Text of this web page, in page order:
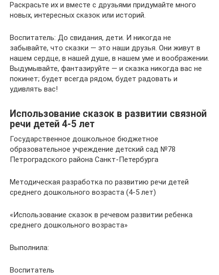
Раскрасьте их и вместе с друзьями придумайте много
новых, интересных сказок или историй.
Воспитатель: До свидания, дети. И никогда не
забывайте, что сказки — это наши друзья. Они живут в
нашем сердце, в нашей душе, в нашем уме и воображении.
Выдумывайте, фантазируйте — и сказка никогда вас не
покинет; будет всегда рядом, будет радовать и
удивлять вас!
Использование сказок в развитии связной
речи детей 4-5 лет
Государственное дошкольное бюджетное
образовательное учреждение детский сад №78
Петроградского района Санкт-Петербурга
Методическая разработка по развитию речи детей
среднего дошкольного возраста (4-5 лет)
«Использование сказок в речевом развитии ребенка
среднего дошкольного возраста»
Выполнила:
Воспитатель